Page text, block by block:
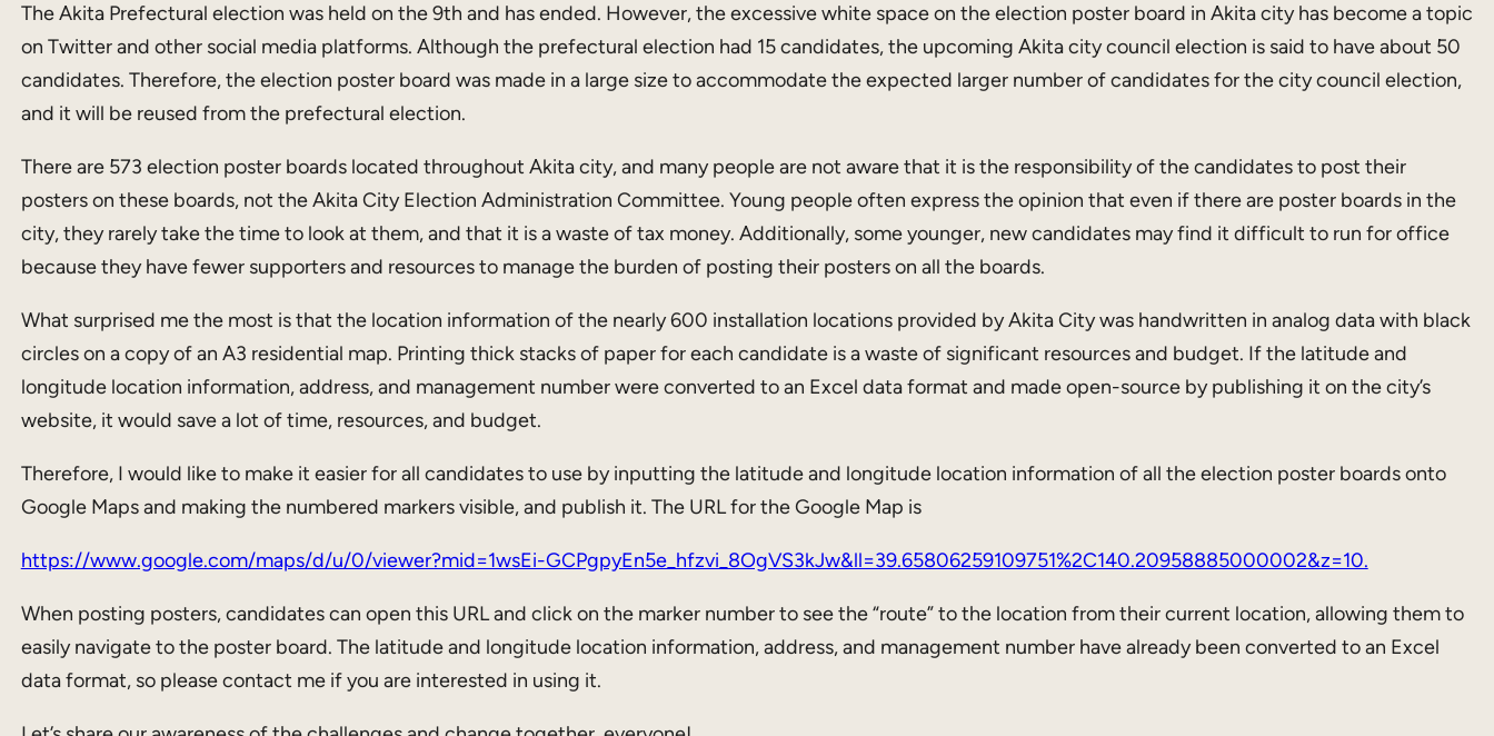
The Akita Prefectural election was held on the 9th and has ended. However, the excessive white space on the election poster board in Akita city has become a topic
on Twitter and other social media platforms. Although the prefectural election had 15 candidates, the upcoming Akita city council election is said to have about 50
candidates. Therefore, the election poster board was made in a large size to accommodate the expected larger number of candidates for the city council election,
and it will be reused from the prefectural election.
There are 573 election poster boards located throughout Akita city, and many people are not aware that it is the responsibility of the candidates to post their
posters on these boards, not the Akita City Election Administration Committee. Young people often express the opinion that even if there are poster boards in the
city, they rarely take the time to look at them, and that it is a waste of tax money. Additionally, some younger, new candidates may find it difficult to run for office
because they have fewer supporters and resources to manage the burden of posting their posters on all the boards.
What surprised me the most is that the location information of the nearly 600 installation locations provided by Akita City was handwritten in analog data with black
circles on a copy of an A3 residential map. Printing thick stacks of paper for each candidate is a waste of significant resources and budget. If the latitude and
longitude location information, address, and management number were converted to an Excel data format and made open-source by publishing it on the city’s
website, it would save a lot of time, resources, and budget.
Therefore, I would like to make it easier for all candidates to use by inputting the latitude and longitude location information of all the election poster boards onto
Google Maps and making the numbered markers visible, and publish it. The URL for the Google Map is
https://www.google.com/maps/d/u/0/viewer?mid=1wsEi-GCPgpyEn5e_hfzvi_8OgVS3kJw&ll=39.65806259109751%2C140.20958885000002&z=10.
When posting posters, candidates can open this URL and click on the marker number to see the “route” to the location from their current location, allowing them to
easily navigate to the poster board. The latitude and longitude location information, address, and management number have already been converted to an Excel
data format, so please contact me if you are interested in using it.